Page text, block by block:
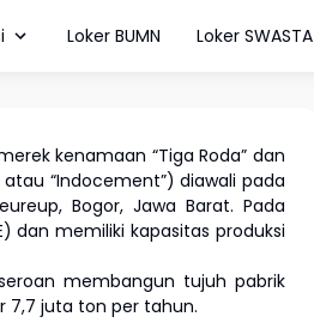
Loker BUMN Loker SWASTA
kenamaan “Tiga Roda” dan
atau “Indocement”) diawali pada
Bogor, Jawa Barat. Pada
dan memiliki kapasitas produksi
membangun tujuh pabrik
7,7 juta ton per tahun.